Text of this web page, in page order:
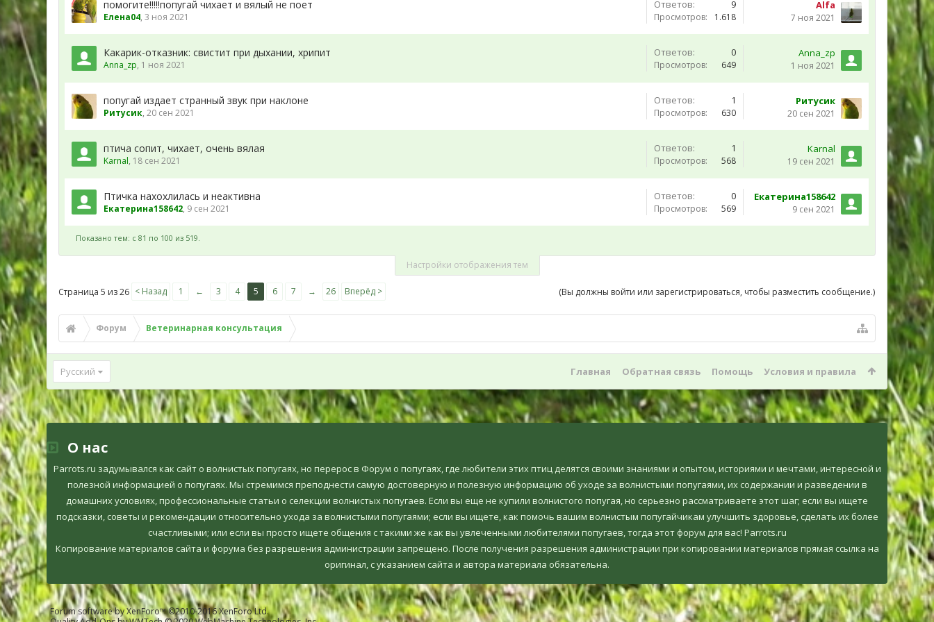
помогите!!!!!попугай чихает и вялый не поет
Елена04,3 ноя 2021
Ответов: 9
Просмотров: 1.618
Alfa
7 ноя 2021
Какарик-отказник: свистит при дыхании, хрипит
Anna_zp, 1 ноя 2021
Ответов: 0
Просмотров: 649
Anna_zp
1 ноя 2021
попугай издает странный звук при наклоне
Ритусик,20 сен 2021
Ответов: 1
Просмотров: 630
Ритусик
20 сен 2021
птича сопит, чихает, очень вялая
Karnal, 18 сен 2021
Ответов: 1
Просмотров: 568
Karnal
19 сен 2021
Птичка нахохлилась и неактивна
Екатерина158642, 9 сен 2021
Ответов: 0
Просмотров: 569
Екатерина158642
9 сен 2021
Показано тем: с 81 по 100 из 519.
Настройки отображения тем
(Вы должны войти или зарегистрироваться, чтобы разместить сообщение.)
Страница 5 из 26 < Назад 1 ← 3 4 5 6 7 → 26 Вперёд >
Форум Ветеринарная консультация
Русский Главная Обратная связь Помощь Условия и правила
О нас
Parrots.ru задумывался как сайт о волнистых попугаях, но перерос в Форум о попугаях, где любители этих птиц делятся своими знаниями и опытом, историями и мечтами, интересной и
полезной информацией о попугаях. Мы стремимся преподнести самую достоверную и полезную информацию об уходе за волнистыми попугаями, их содержании и разведении в
домашних условиях, профессиональные статьи о селекции волнистых попугаев. Если вы еще не купили волнистого попугая, но серьезно рассматриваете этот шаг; если вы ищете
подсказки, советы и рекомендации относительно ухода за волнистыми попугаями; если вы ищете, как помочь вашим волнистым попугайчикам улучшить здоровье, сделать их более
счастливыми; или если вы просто ищете общения с такими же как вы увлеченными любителями попугаев, тогда этот форум для вас! Parrots.ru
Копирование материалов сайта и форума без разрешения администрации запрещено. После получения разрешения администрации при копировании материалов прямая ссылка на
оригинал, c указанием сайта и автора материала обязательна.
Forum software by XenForo™©2010-2016 XenForo Ltd.